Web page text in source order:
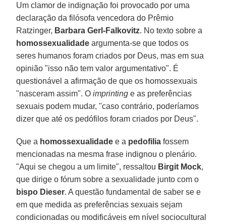
Um clamor de indignação foi provocado por uma
declaração da filósofa vencedora do Prêmio
Ratzinger, Barbara Gerl-Falkovitz. No texto sobre a
homossexualidade argumenta-se que todos os
seres humanos foram criados por Deus, mas em sua
opinião "isso não tem valor argumentativo". É
questionável a afirmação de que os homossexuais
"nasceram assim". Oimprinting e as preferências
sexuais podem mudar, "caso contrário, poderíamos
dizer que até os pedófilos foram criados por Deus".
Que a homossexualidade e a pedofilia fossem
mencionadas na mesma frase indignou o plenário.
"Aqui se chegou a um limite", ressaltou Birgit Mock,
que dirige o fórum sobre a sexualidade junto com o
bispo Dieser. A questão fundamental de saber se e
em que medida as preferências sexuais sejam
condicionadas ou modificáveis em nível sociocultural